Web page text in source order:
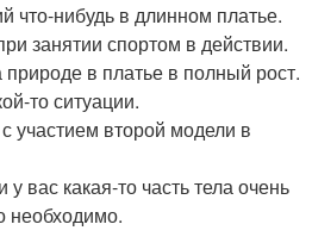
нибудь в длинном платье.
занятии спортом в действии.
в платье в полный рост.
то ситуации.
участием второй модели в
вас какая-то часть тела очень
необходимо.